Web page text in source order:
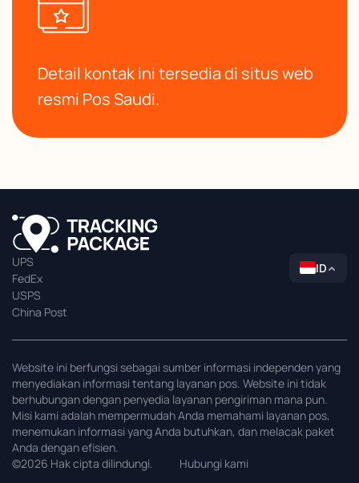
Detail kontak ini tersedia di situs web
resmi Pos Saudi.
UPS
FedEx
USPS
China Post
ID
Website ini berfungsi sebagai sumber informasi independen yang
menyediakan informasi tentang layanan pos. Website ini tidak
berhubungan dengan penyedia layanan pengiriman mana pun.
Misi kami adalah mempermudah Anda memahami layanan pos,
menemukan informasi yang Anda butuhkan, dan melacak paket
Anda dengan efisien.
©2026 Hak cipta dilindungi.
Hubungi kami